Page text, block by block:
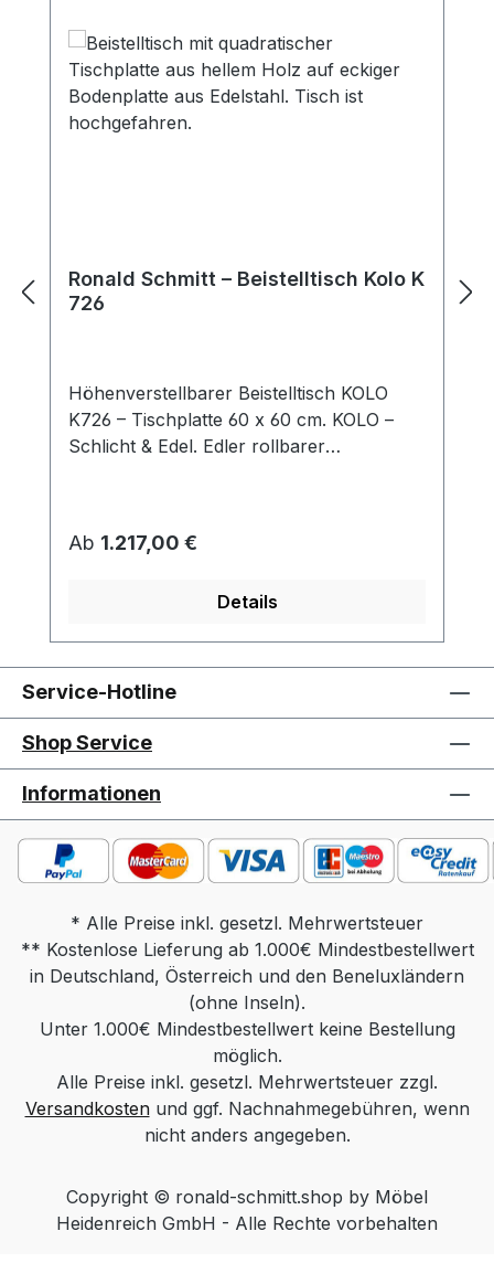
Ronald Schmitt – Beistelltisch Kolo K
726
Höhenverstellbarer Beistelltisch KOLO
K726 – Tischplatte 60 x 60 cm. KOLO –
Schlicht & Edel. Edler rollbarer
Dank der „push or
aktuellen Bedürfnisse an. So eröffnen sich
Optiwhite-Nanostruktur / Optiwhite-
Säule: Edelstahloptik / Edelstahl lackiert /
Chrom Sockel: Edelstahl / MDF /
Massivholz Funktion: rollbar, POP
Funktion Gesamtmaß in cm: Tischplatte 60
x 60, Höhe 48-66, Sockel 50 x 50
Gewicht: ca. 14 kg Massivholz, ca 16 kg
wahlweise in: Parsolglas grau Optiwhite
mit Nanostruktur: unlackiert Optiwhite mit
Nanostruktur: nach RAL/NCS/Sikkens
lackiert (Farbe frei wählbar) Massivholz:
Wildeiche Natur, Wildeiche Bianco,
Wildeiche Anthrazit, Nussbaum Keramik
Standard / Keramik Diamond (hintersch.
Kante) Säule wahlweise in: Edelstahloptik
Edelstahl lackiert (Farbe Schwarz, Weiß
in: Edelstahl geschliffen Edelstahl lackiert
(Farbe Schwarz, Weiß oder Bronze)
Regulärer Preis:
Ab 1.217,00 €
Details
Service-Hotline
Shop Service
Informationen
* Alle Preise inkl. gesetzl. Mehrwertsteuer
** Kostenlose Lieferung ab 1.000€ Mindestbestellwert
in Deutschland, Österreich und den Beneluxländern
(ohne Inseln).
Unter 1.000€ Mindestbestellwert keine Bestellung
möglich.
Alle Preise inkl. gesetzl. Mehrwertsteuer zzgl.
Versandkostenund ggf. Nachnahmegebühren, wenn
nicht anders angegeben.
Copyright © ronald-schmitt.shop by Möbel
Heidenreich GmbH - Alle Rechte vorbehalten